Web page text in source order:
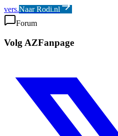
vers.Naar Rodi.nl
Forum
Volg AZFanpage